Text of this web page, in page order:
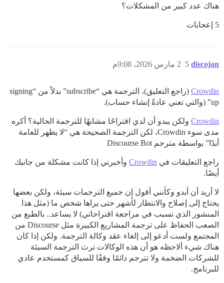
هناك عدد كبير من المشكلات؟
5 إعجابات
discojan 2 مارس 2026، 9:08م 5
Crowdin
(راجع التعليق)، الترجمة هي “subscribe” بدلاً من “signing
up” (والتي تعني عادةً إنشاء حساب).
Crowdin ولكن يبدو أن لدي اقتراحًا مشابهًا للترجمة الحالية؟ أكره
مدى سوء Crowdin، لكن الترجمة الصحيحة هي “لا يظهر للعامة
أبدًا” بواسطة مترجم Discourse Bot
راجع التعليقات في Crowdin وأخبرني إذا كانت مشكلة من جانبك
أيضًا.
لا أريد أن أبدو وكأنني أقول إن جميع الترجمات سيئة، ولكن بعضها
يحتاج إلى إصلاح والانتظار لأشهر حتى يراها شخص ما (مثل هذا
المنشور الذي تسبب في مراجعة اقتراحاتي) لا يساعد.. بالطبع من
الصعب الحفاظ على ترجمة المشاريع الكبيرة مثل Discourse من
المجتمع ولست أدعو إلى إلغاء عقد وكالة الترجمة. ولكن إذا كان
هناك شيء ألاحظه هو أن هذه الوكالات ترث الترجمة السيئة
للشركات الضخمة ولا تترجم دائمًا وفقًا للسياق كمستخدم عادي
للبرنامج.